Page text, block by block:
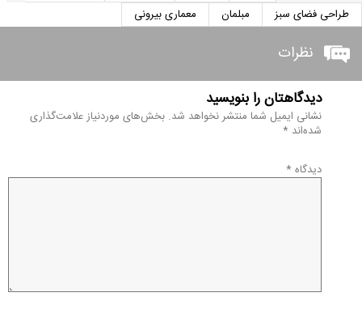
طراحی فضای سبز
مبلمان معماری بیرونی
نظرات
دیدگاهتان را بنویسید
نشانی ایمیل شما منتشر نخواهد شد. بخش‌های موردنیاز علامت‌گذاری
شده‌اند *
دیدگاه *